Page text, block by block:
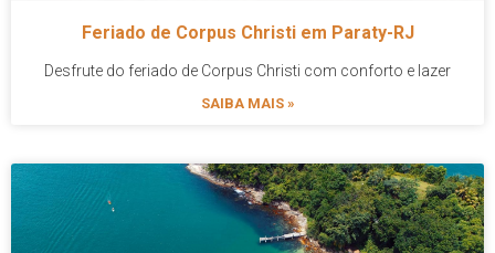
Feriado de Corpus Christi em Paraty-RJ
Desfrute do feriado de Corpus Christi com conforto e lazer
SAIBA MAIS »